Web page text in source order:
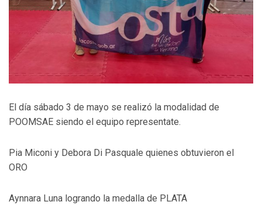
El día sábado 3 de mayo se realizó la modalidad de
POOMSAE siendo el equipo representate.
Pia Miconi y Debora Di Pasquale quienes obtuvieron el
ORO
Aynnara Luna logrando la medalla de PLATA